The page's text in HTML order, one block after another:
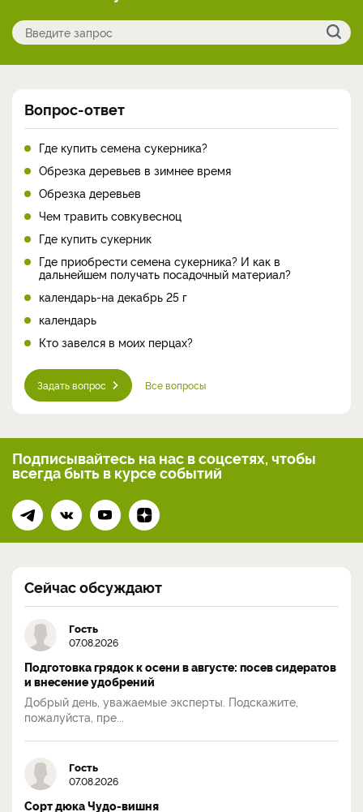
Вопрос-ответ
Где купить семена сукерника?
Обрезка деревьев в зимнее время
Обрезка деревьев
Чем травить совкувесноц
Где купить сукерник
Где приобрести семена сукерника? И как в
дальнейшем получать посадочный материал?
календарь-на декабрь 25 г
календарь
Кто завелся в моих перцах?
Задать вопрос Все вопросы
Подписывайтесь на нас в соцсетях, чтобы
всегдабыть в курсе событий
Сейчас обсуждают
Гость
07.08.2026
Подготовка грядок к осени в августе: посев сидератов
и внесение удобрений
Добрый день, уважаемые эксперты. Подскажите,
пожалуйста, пре...
Гость
07.08.2026
Сорт дюка Чудо-вишня